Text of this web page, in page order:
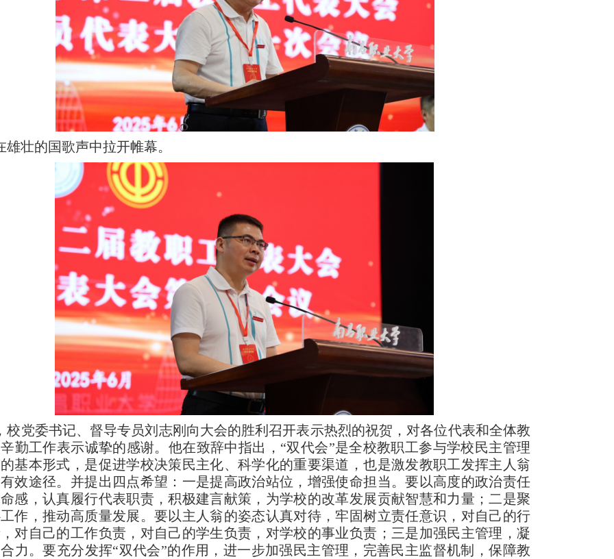
壮的国歌声中拉开帷幕。
党委书记、督导专员刘志刚向大会的胜利召开表示热烈的祝贺，对各位代表和全体教
勤工作表示诚挚的感谢。他在致辞中指出， “双代会”是全校教职工参与学校民主管理
基本形式，是促进学校决策民主化、科学化的重要渠道，也是激发教职工发挥主人翁
效途径。 并提出四点希望：一是提高政治站位，增强使命担当。要以高度的政治责任
感，认真履行代表职责，积极建言献策，为学校的改革发展贡献智慧和力量；二是聚
作，推动高质量发展。要以主人翁的姿态认真对待，牢固树立责任意识，对自己的行
对自己的工作负责，对自己的学生负责，对学校的事业负责；三是加强民主管理，凝
力。要充分发挥“双代会”的作用，进一步加强民主管理，完善民主监督机制，保障教